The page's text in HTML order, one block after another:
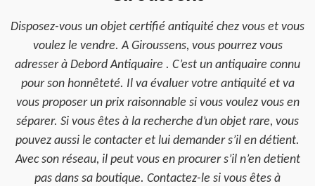
Disposez-vous un objet certifié antiquité chez vous et vous
voulez le vendre. A Giroussens, vous pourrez vous
adresser à Debord Antiquaire . C’est un antiquaire connu
pour son honnêteté. Il va évaluer votre antiquité et va
vous proposer un prix raisonnable si vous voulez vous en
séparer. Si vous êtes à la recherche d’un objet rare, vous
pouvez aussi le contacter et lui demander s’il en détient.
Avec son réseau, il peut vous en procurer s’il n’en detient
pas dans sa boutique. Contactez-le si vous êtes à